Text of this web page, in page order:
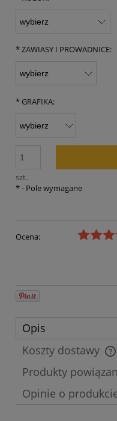
*ZAWIASY I PROWADNICE:
* GRAFIKA:
szt.
*- Pole wymagane
Ocena:
Opis
Koszty dostawy
Cena nie zawiera
Produkty
Opinie o